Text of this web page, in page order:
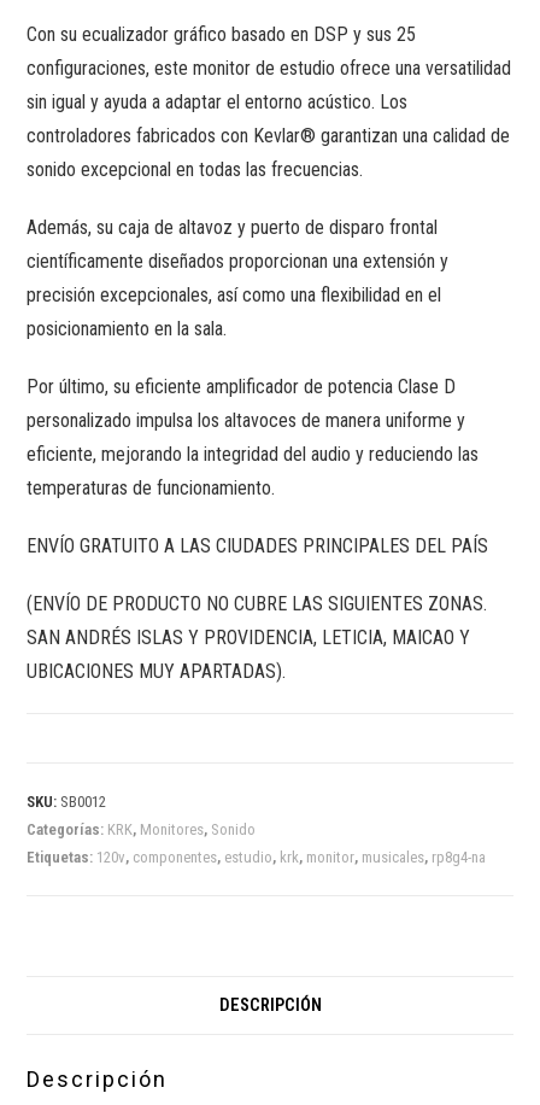
Con su ecualizador gráfico basado en DSP y sus 25
configuraciones, este monitor de estudio ofrece una versatilidad
sin igual y ayuda a adaptar el entorno acústico. Los
controladores fabricados con Kevlar® garantizan una calidad de
sonido excepcional en todas las frecuencias.
Además, su caja de altavoz y puerto de disparo frontal
científicamente diseñados proporcionan una extensión y
precisión excepcionales, así como una flexibilidad en el
posicionamiento en la sala.
Por último, su eficiente amplificador de potencia Clase D
personalizado impulsa los altavoces de manera uniforme y
eficiente, mejorando la integridad del audio y reduciendo las
temperaturas de funcionamiento.
ENVÍO GRATUITO A LAS CIUDADES PRINCIPALES DEL PAÍS
(ENVÍO DE PRODUCTO NO CUBRE LAS SIGUIENTES ZONAS.
SAN ANDRÉS ISLAS Y PROVIDENCIA, LETICIA, MAICAO Y
UBICACIONES MUY APARTADAS).
SKU: SB0012
Categorías: KRK, Monitores, Sonido
Etiquetas: 120v, componentes, estudio, krk, monitor, musicales, rp8g4-na
DESCRIPCIÓN
Descripción